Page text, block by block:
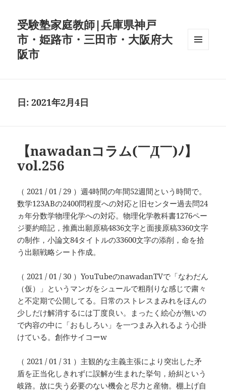
受験塾家庭教師|兵庫県神戸
市・姫路市・三田市・大阪府大
阪市
日:2021年2月4日
【nawadanコラム(￣Д￣)ﾉ】
vol.256
（ 2021 / 01 / 29 ）週4時間の年間52週間という時間で。
数学123ABの2400問程度への対応と旧センター過去問24
ヵ年分数学物理化学への対応。物理化学教科書1276ペー
ジ要約暗記，推薦出願原稿4836文字と面接原稿3360文字
の制作，小論文84タイトルの33600文字の添削，命を拾
う出願戦略シート作成。
（ 2021 / 01 / 30 ）YouTubeのnawadanTVで「なわだん
（仮）」というマンガをシュールで粗削りな感じで粛々
と不定期で公開してる。日常のストレスまみれをほんの
少しだけ解消するには丁度良い。まったく絵心が無いの
で内容の中に「おもしろい」を一つまみ入れるよう心掛
けている。創作サイコーw
（ 2021 / 01 / 31 ）主観的な主義主張により突出した矛
盾を正当化しきれずに誤解が生まれた挙句，紛糾という
岐路。故に失う必要のない機会と尽力と産物。棚上げ自